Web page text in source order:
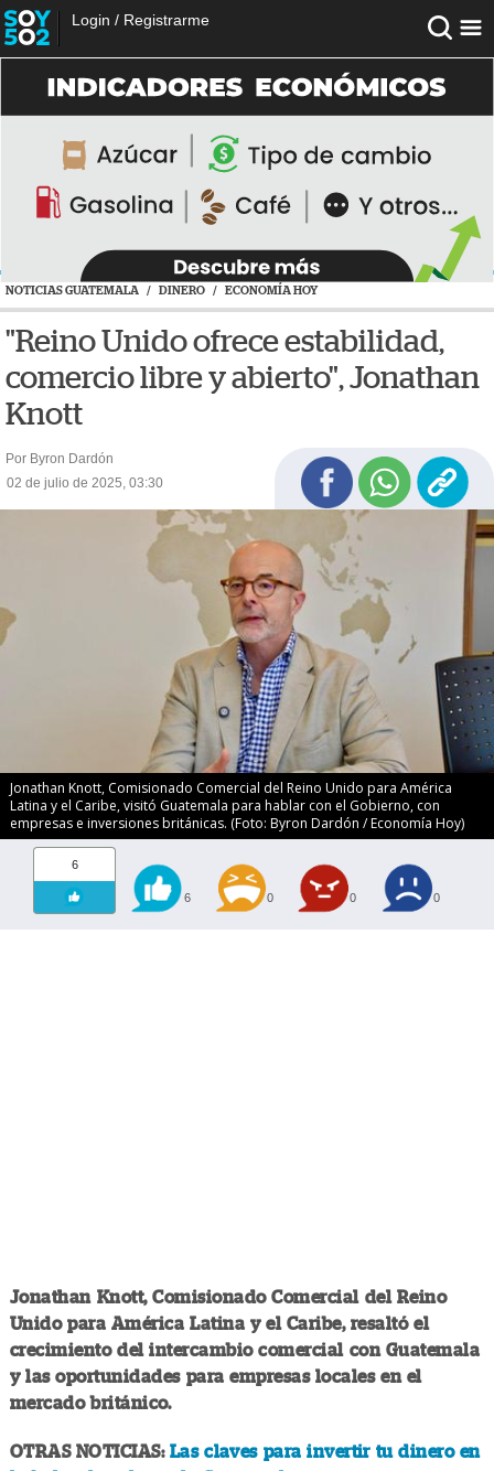
Login / Registrarme
NOTICIAS GUATEMALA / DINERO / ECONOMÍA HOY
"Reino Unido ofrece estabilidad,
comercio libre y abierto", Jonathan
Knott
Por Byron Dardón
02 de julio de 2025, 03:30
Jonathan Knott, Comisionado Comercial del Reino Unido para América
Latina y el Caribe, visitó Guatemala para hablar con el Gobierno, con
empresas e inversiones británicas. (Foto: Byron Dardón / Economía Hoy)
6
6 0 0 0
Jonathan Knott, Comisionado Comercial del Reino
Unido para América Latina y el Caribe, resaltó el
crecimiento del intercambio comercial con Guatemala
y las oportunidades para empresas locales en el
mercado británico.
OTRAS NOTICIAS: Las claves para invertir tu dinero en